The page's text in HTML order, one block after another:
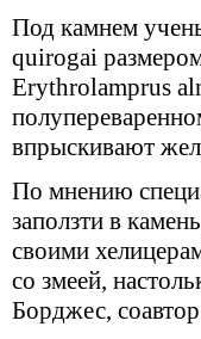
Под камнем
quirogai
Erythrolamprus
впрыскивают
По мнению
заползти в
своими
со змеей,
Борджес, соавтор